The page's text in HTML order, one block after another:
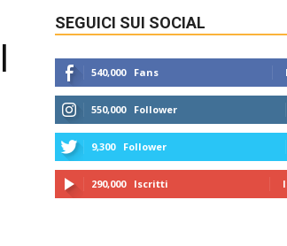
SEGUICI SUI SOCIAL
540,000 Fans
550,000 Follower
9,300 Follower
290,000 Iscritti